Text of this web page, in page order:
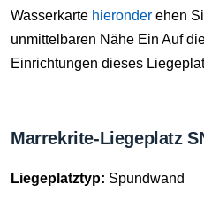
Wasserkarte hieronder ehen
unmittelbaren Nähe Ein Auf
Einrichtungen dieses
Marrekrite-Liegeplatz
Liegeplatztyp: Spundwand